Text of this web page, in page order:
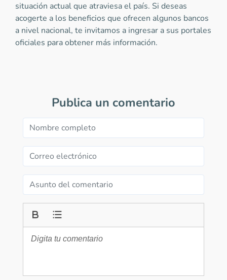
situación actual que atraviesa el país. Si deseas
acogerte a los beneficios que ofrecen algunos bancos
a nivel nacional, te invitamos a ingresar a sus portales
oficiales para obtener más información.
Publica un comentario